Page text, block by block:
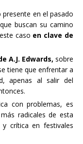
en el pasado
buscan su camino
caso en clave de
A.J. Edwards, sobre
tiene que enfrentar a
apenas al salir del
con problemas, es
radicales de esta
crítica en festivales